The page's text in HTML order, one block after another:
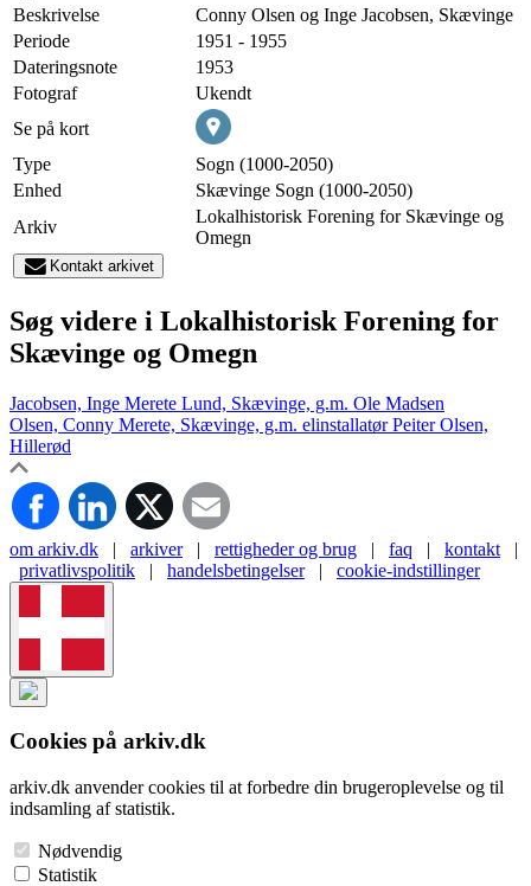
Beskrivelse
Conny Olsen og Inge Jacobsen, Skævinge
Periode
1951 - 1955
Dateringsnote
1953
Fotograf
Ukendt
Se på kort
Type
Sogn (1000-2050)
Enhed
Skævinge Sogn (1000-2050)
Arkiv
Lokalhistorisk Forening for Skævinge og
Omegn
Kontakt arkivet
Søg videre i Lokalhistorisk Forening for
Skævinge og Omegn
Jacobsen, Inge Merete Lund, Skævinge, g.m. Ole Madsen
Olsen, Conny Merete, Skævinge, g.m. elinstallatør Peiter Olsen,
Hillerød
om arkiv.dk | arkiver | rettigheder og brug | faq | kontakt
|
privatlivspolitik
| handelsbetingelser | cookie-indstillinger
Cookies på arkiv.dk
arkiv.dk anvender cookies til at forbedre din brugeroplevelse og til
indsamling af statistik.
Nødvendig
Statistik